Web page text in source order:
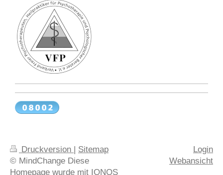
Druckversion
Sitemap
© MindChange Diese
Homepage wurde mit IONOS
Login
Webansicht